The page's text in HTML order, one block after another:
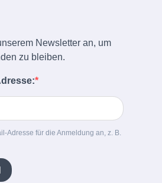
Newsletter an, um
zu bleiben.
Adresse für die Anmeldung an, z. B.